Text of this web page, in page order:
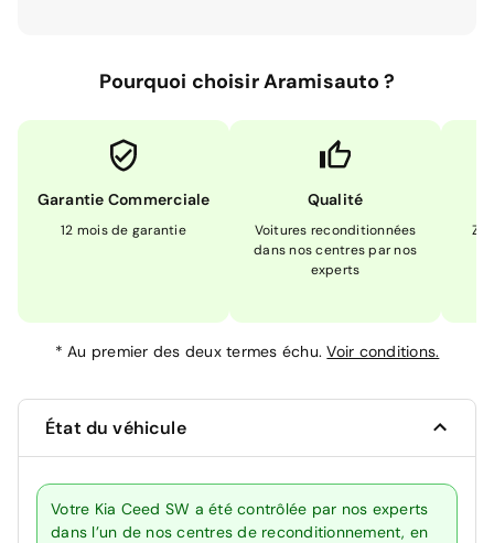
Pourquoi choisir Aramisauto ?
Garantie Commerciale
12 mois de garantie
Qualité
Voitures reconditionnées
dans nos centres par nos
experts
*Au premier des deux termes échu.Voir conditions.
État du véhicule
Votre Kia Ceed SW a été contrôlée par nos experts
dans l’un de nos centres de reconditionnement, en